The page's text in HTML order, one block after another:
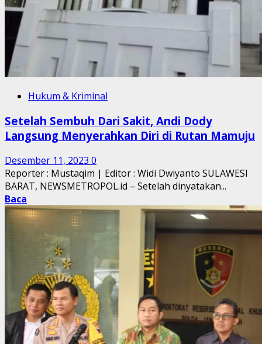
Hukum & Kriminal
Setelah Sembuh Dari Sakit, Andi Dody
Langsung Menyerahkan Diri di Rutan Mamuju
Desember 11, 2023 0
Reporter : Mustaqim | Editor : Widi Dwiyanto SULAWESI
BARAT, NEWSMETROPOL.id – Setelah dinyatakan...
Baca